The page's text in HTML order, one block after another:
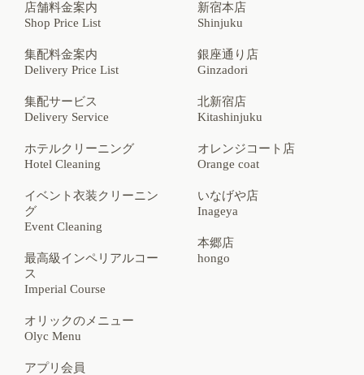
店舗料金案内
Shop Price List
集配料金案内
Delivery Price List
集配サービス
Delivery Service
ホテルクリーニング
Hotel Cleaning
イベント衣装クリーニン
グ
Event Cleaning
最高級インペリアルコー
ス
Imperial Course
オリックのメニュー
Olyc Menu
アプリ会員
新宿本店
Shinjuku
銀座通り店
Ginzadori
北新宿店
Kitashinjuku
オレンジコート店
Orange coat
いなげや店
Inageya
本郷店
hongo